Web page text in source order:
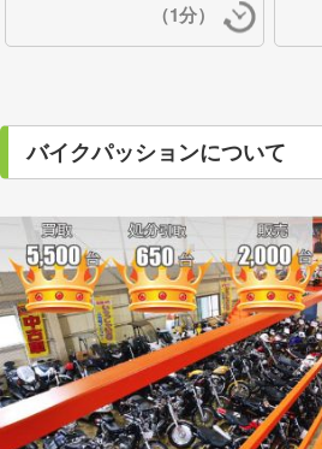
（1分）
バイクパッションについて